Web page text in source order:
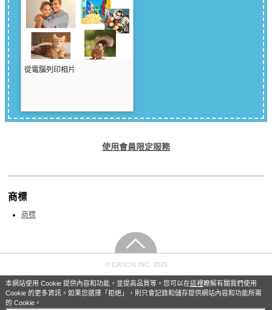
本網站使用 Cookie 提供內容和功能，並提高品質等。您可以在這裡瞭解有關我們使用
Cookie 的更多資訊。如果您選擇「拒絕」，則只會記錄和儲存提供網站內容和功能所需
的 Cookie。
從電腦列印相片
使用會員限定服務
商標
商標
© CANON INC. 2025